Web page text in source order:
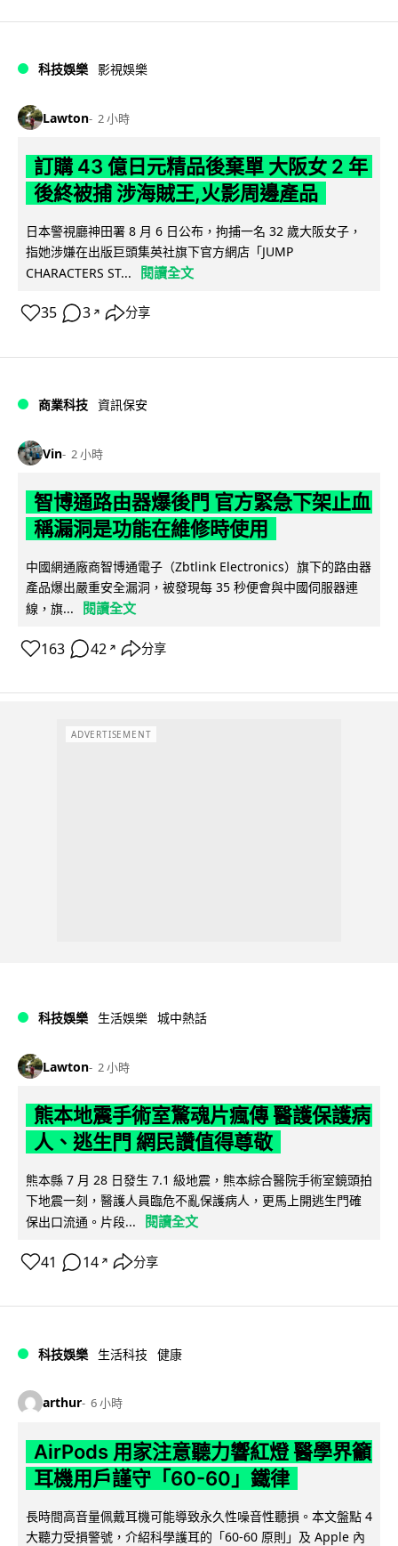
科技娛樂 影視娛樂
Lawton 2 小時
訂購 43 億日元精品後棄單 大阪女 2 年
後終被捕 涉海賊王,火影周邊產品
日本警視廳神田署 8 月 6 日公布，拘捕一名 32 歲大阪女子，
指她涉嫌在出版巨頭集英社旗下官方網店「JUMP
CHARACTERS ST...
閱讀全文
35 3 ↗ 分享
商業科技 資訊保安
Vin 2 小時
智博通路由器爆後門 官方緊急下架止血
稱漏洞是功能在維修時使用
中國網通廠商智博通電子（Zbtlink Electronics）旗下的路由器
產品爆出嚴重安全漏洞，被發現每 35 秒便會與中國伺服器連
線，旗...
閱讀全文
163 42 ↗ 分享
ADVERTISEMENT
科技娛樂 生活娛樂 城中熱話
Lawton 2 小時
熊本地震手術室驚魂片瘋傳 醫護保護病
人、逃生門 網民讚值得尊敬
熊本縣 7 月 28 日發生 7.1 級地震，熊本綜合醫院手術室鏡頭拍
下地震一刻，醫護人員臨危不亂保護病人，更馬上開逃生門確
保出口流通。片段...
閱讀全文
41 14 ↗ 分享
科技娛樂 生活科技 健康
arthur 6 小時
AirPods 用家注意聽力響紅燈 醫學界籲
耳機用戶謹守「60-60」鐵律
長時間高音量佩戴耳機可能導致永久性噪音性聽損。本文盤點 4
大聽力受損警號，介紹科學護耳的「60-60 原則」及 Apple 內